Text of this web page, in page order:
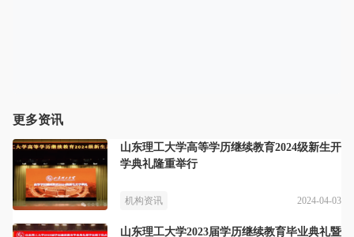
更多资讯
山东理工大学高等学历继续教育2024级新生开
学典礼隆重举行
机构资讯 2024-04-03
山东理工大学2023届学历继续教育毕业典礼暨